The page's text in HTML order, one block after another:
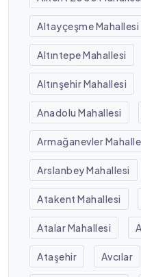
Altayçeşme Mahallesi
Altıntepe Mahallesi
Altınşehir Mahallesi
Anadolu Mahallesi
Armağanevler
Arslanbey Mahallesi
Atakent Mahallesi
Atalar Mahallesi
Ataşehir Avcılar